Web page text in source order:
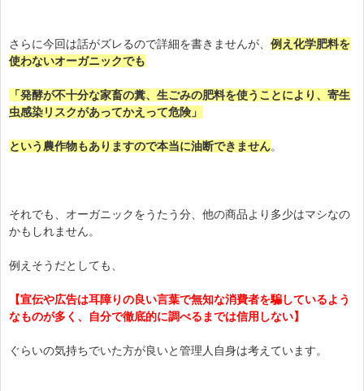
さらに今回は話がズレるので詳細を書きませんが、 例え化学肥料を
使わないオーガニックでも
「発酵が不十分な家畜の糞、生ごみの肥料を使うことにより、寄生
虫感染リスクがあってかえって危険」
という農作物もありますので本当に油断できません。
それでも、オーガニックをうたう分、他の商品より多少はマシなの
かもしれません。
例えそうだとしても、
【宣伝や広告は耳障りの良い言葉で無知な消費者を騙しているよう
なものが多く、自分で徹底的に調べるまでは信用しない】
ぐらいの気持ちでいた方が良いと管理人自身は考えています。